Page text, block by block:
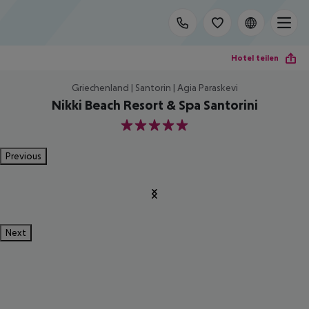
Hotel teilen
Griechenland | Santorin | Agia Paraskevi
Nikki Beach Resort & Spa Santorini
5
Previous
Next